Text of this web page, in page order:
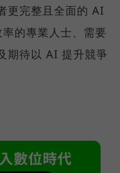
更完整且全面的 AI
的專業人士、需要
期待以 AI 提升競爭